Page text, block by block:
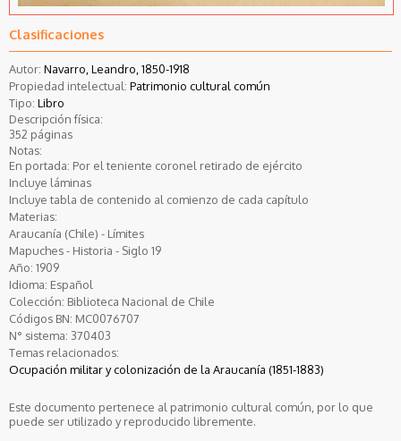
Clasificaciones
Autor: Navarro, Leandro, 1850-1918
Propiedad intelectual: Patrimonio cultural común
Tipo: Libro
Descripción física:
352 páginas
Notas:
En portada: Por el teniente coronel retirado de ejército
Incluye láminas
Incluye tabla de contenido al comienzo de cada capítulo
Materias:
Araucanía (Chile) - Límites
Mapuches - Historia - Siglo 19
Año: 1909
Idioma: Español
Colección: Biblioteca Nacional de Chile
Códigos BN: MC0076707
N° sistema: 370403
Temas relacionados:
Ocupación militar y colonización de la Araucanía (1851-1883)
Este documento pertenece al patrimonio cultural común, por lo que
puede ser utilizado y reproducido libremente.